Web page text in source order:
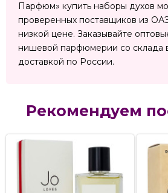
Парфюм» купить наборы духов
проверенных поставщиков из
низкой цене. Заказывайте
нишевой парфюмерии со склада
доставкой по России.
Рекомендуем